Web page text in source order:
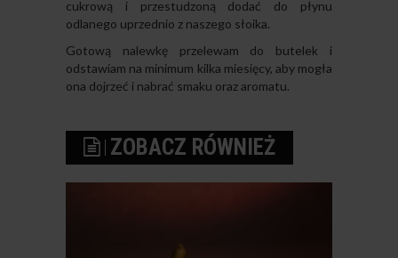
cukrową i przestudzoną dodać do płynu
odlanego uprzednio z naszego słoika.
Gotową nalewkę przelewam do butelek i
odstawiam na minimum kilka miesięcy, aby mogła
ona dojrzeć i nabrać smaku oraz aromatu.
ZOBACZ RÓWNIEŻ